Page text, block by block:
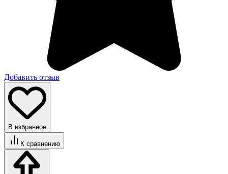
Добавить отзыв
В избранное
К сравнению